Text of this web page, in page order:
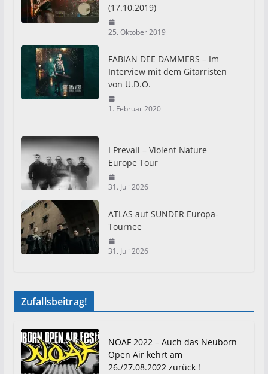
(17.10.2019)
25. Oktober 2019
FABIAN DEE DAMMERS – Im
Interview mit dem Gitarristen
von U.D.O.
1. Februar 2020
I Prevail – Violent Nature
Europe Tour
31. Juli 2026
ATLAS auf SUNDER Europa-
Tournee
31. Juli 2026
Zufallsbeitrag!
NOAF 2022 – Auch das Neuborn
Open Air kehrt am
26./27.08.2022 zurück !